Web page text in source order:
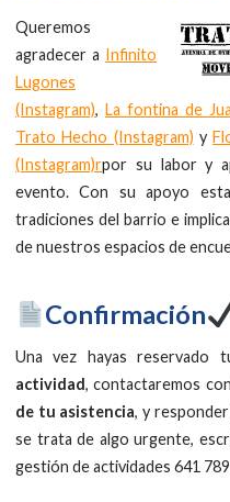
Queremos
agradecer a Infinito
Lugones
(Instagram),La fontina de
Trato Hecho (Instagram) y
(Instagram)rpor su labor y
evento. Con su apoyo
tradiciones del barrio e
de nuestros espacios de
Confirmación
Una vez hayas reservado
actividad, contactaremos
de tu asistencia, y
se trata de algo urgente,
gestión de actividades 641